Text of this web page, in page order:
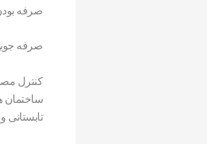
صرفه
صرفه
کنترل
ساختمان